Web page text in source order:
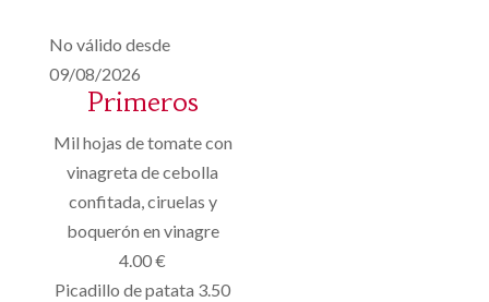
No válido desde
09/08/2026
Primeros
Mil hojas de tomate con
vinagreta de cebolla
confitada, ciruelas y
boquerón en vinagre
4.00 €
Picadillo de patata 3.50